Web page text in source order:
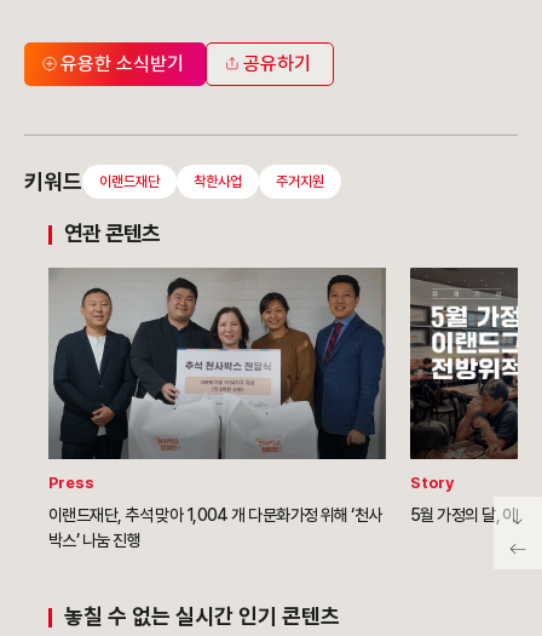
유용한 소식받기 공유하기
키워드 이랜드재단 착한사업 주거지원
연관 콘텐츠
Press
이랜드재단, 추석 맞아 1,004 개 다문화가정 위해 ‘천사
박스’ 나눔 진행
Story
5월 가정의 달, 이랜
놓칠 수 없는 실시간 인기 콘텐츠